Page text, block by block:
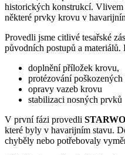
historických konstrukcí. Vlivem
některé prvky krovu v
Provedli jsme citlivé tesařské
původních postupů a materiálů.
doplnění příložek krovu,
protézování poškozených
opravy vazeb krovu
stabilizaci nosných prvků
V první fázi provedli
které byly v havarijním stavu.
chyběly nebo potřebovaly